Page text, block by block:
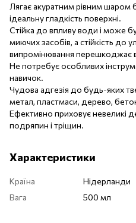
Лягає акуратним рівним шаром
ідеальну гладкість поверхні.
Стійка до впливу води і може
миючих засобів, а стійкість до
випромінювання перешкоджає
Не потребує особливих
навичок.
Чудова адгезія до будь-яких
метал, пластмаси, дерево,
Ефективно приховує невеликі
подряпин і тріщин.
Характеристики
Країна
Нідерланди
Вага
500 мл